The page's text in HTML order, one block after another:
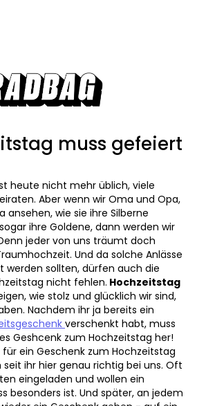
muss gefeiert
heute nicht mehr üblich, viele
Aber wenn wir Oma und Opa,
ansehen, wie sie ihre Silberne
ihre Goldene, dann werden wir
jeder von uns träumt doch
Und da solche Anlässe
werden sollten, dürfen auch die
nicht fehlen. Hochzeitstag
wie stolz und glücklich wir sind,
Nachdem ihr ja bereits ein
verschenkt habt, muss
Geshcenk zum Hochzeitstag her!
ein Geschenk zum Hochzeitstag
seit ihr hier genau richtig bei uns. Oft
eingeladen und wollen ein
besonders ist. Und später, an jedem